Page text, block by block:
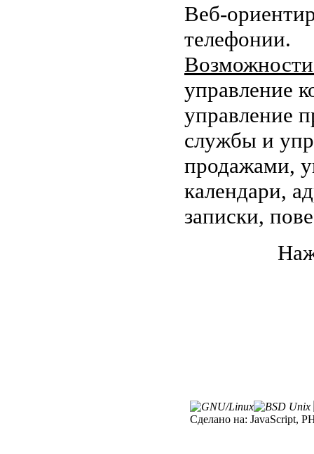
Веб-
телефонии.
управление
управление
службы и
продажами,
календари,
записки,
Сделано на: JavaScript,